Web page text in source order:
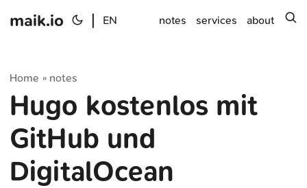
maik.io EN notes services about
Home » notes
Hugo kostenlos mit
GitHub und
DigitalOcean